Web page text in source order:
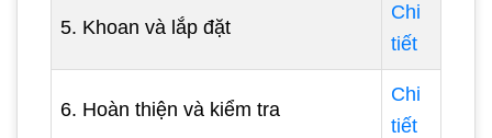
5. Khoan và lắp đặt
Chi
tiết
6. Hoàn thiện và kiểm tra
Chi
tiết